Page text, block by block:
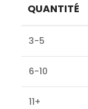
QUANTITÉ
3-5
6-10
11+